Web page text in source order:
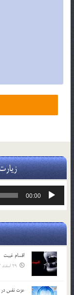
پخش‌کننده
00:00
اقسام غيبت
29 اسفند 03
عزت نفس در